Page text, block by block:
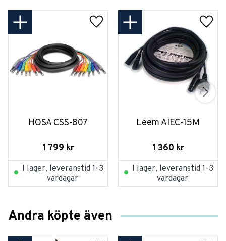
HOSA CSS-807
1 799 kr
I lager, leveranstid 1-3
vardagar
Leem AIEC-15M
1 360 kr
I lager, leveranstid 1-3
vardagar
Andra köpte även